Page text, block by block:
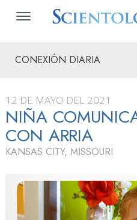
CONEXIÓN DIARIA
12 DE MAYO DEL 2021
NIÑA
CON ARRIA
KANSAS CITY, MISSOURI